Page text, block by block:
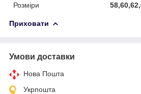
Розміри
Приховати
Умови доставки
Нова Пошта
Укрпошта